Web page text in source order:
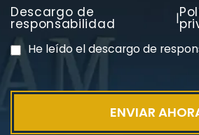
PVC Cloruro de
Exposición
Descargo de
responsabilidad |
He leído el descargo de